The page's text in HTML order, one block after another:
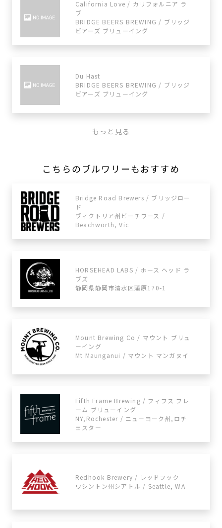
California Love / カリフォルニア ラ
ブ
BRIDGE BEERS BREWING / ブリッジ
ビアーズ ブリューイング
Du Hast
BRIDGE BEERS BREWING / ブリッジ
ビアーズ ブリューイング
もっと見る
こちらのブルワリーもおすすめ
Bridge Road Brewers / ブリッジロー
ド
ヴィクトリア州ビーチワース /
Beachworth, Vic
HORSEHEAD LABS / ホース ヘッド ラ
ブズ
静岡県静岡市清水区蒲原170-1
Mount Brewing Co / マウント ブリュ
ーイング
Mt Maunganui / マウント マンガヌイ
Fifth Frame Brewing / フィフス フレ
ーム ブリューイング
NY,Rochester / ニューヨーク州,ロチ
ェスター
Redhook Brewery / レッドフック
ワシントン州シアトル / Seattle, WA